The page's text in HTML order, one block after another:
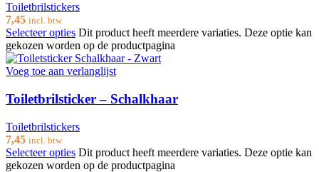
Toiletbrilstickers
7,45 incl. btw
Selecteer opties Dit product heeft meerdere variaties. Deze optie kan
gekozen worden op de productpagina
Voeg toe aan verlanglijst
Toiletbrilsticker – Schalkhaar
Toiletbrilstickers
7,45 incl. btw
Selecteer opties Dit product heeft meerdere variaties. Deze optie kan
gekozen worden op de productpagina